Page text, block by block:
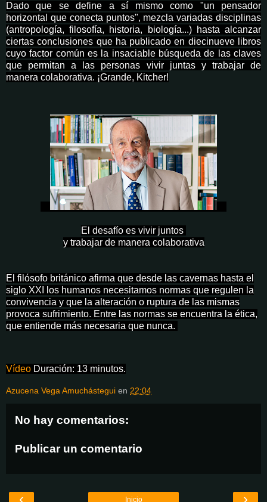
Dado que se define a sí mismo como "un pensador
horizontal que conecta puntos", mezcla variadas disciplinas
(antropología, filosofía, historia,
biología...) hasta alcanzar
ciertas conclusiones que ha publicado en diecinueve libros
cuyo factor común es la insaciable búsqueda de las claves
que permitan a las personas vivir juntas y trabajar de
manera colaborativa. ¡Grande, Kitcher!
El desafío es vivir juntos
y trabajar de manera colaborativa
El filósofo británico afirma que desde las cavernas hasta el
siglo XXI los humanos necesitamos normas que regulen la
convivencia y que la alteración o ruptura de las mismas
provoca sufrimiento. Entre las normas se encuentra la ética,
que entiende más necesaria que nunca.
Vídeo Duración: 13 minutos.
Azucena Vega Amuchástegui en 22:04
No hay comentarios:
Publicar un comentario
Inicio